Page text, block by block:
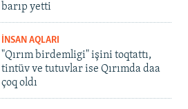
barıp yetti
İNSAN AQLARI
"Qırım birdemligi" işini toqtattı,
tintüv ve tutuvlar ise Qırımda daa
çoq oldı